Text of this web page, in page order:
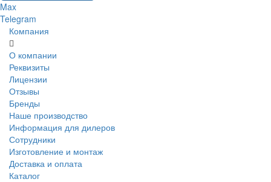
Max
Telegram
Компания
О компании
Реквизиты
Лицензии
Отзывы
Бренды
Наше производство
Информация для дилеров
Сотрудники
Изготовление и монтаж
Доставка и оплата
Каталог